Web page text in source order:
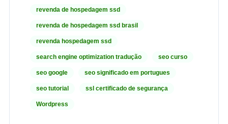
revenda de hospedagem ssd
revenda de hospedagem ssd brasil
revenda hospedagem ssd
search engine optimization tradução seo curso
seo google seo significado em portugues
seo tutorial ssl certificado de segurança
Wordpress